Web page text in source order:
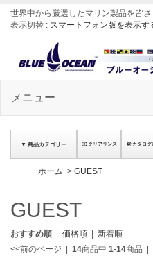
世界中から厳選したマリン製品を皆
表示切替 : スマートフォン版を表示す
メニュー
▼ 商品カテゴリー クリアランス カタログ
ホーム > GUEST
GUEST
おすすめ順 | 価格順 | 新着順
<<前のページ | 14商品中 1-14商品 |